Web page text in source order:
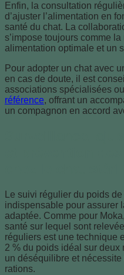
Enfin, la consultation
d’ajuster l’alimentation en
santé du chat. La
s’impose toujours comme
alimentation optimale et un
Pour adopter un chat avec
en cas de doute, il est
associations spécialisées
référence, offrant un
un compagnon en accord
Le suivi régulier du poids
indispensable pour assurer
adaptée. Comme pour
santé sur lequel sont
réguliers est une technique
2 % du poids idéal sur
un déséquilibre et
rations.